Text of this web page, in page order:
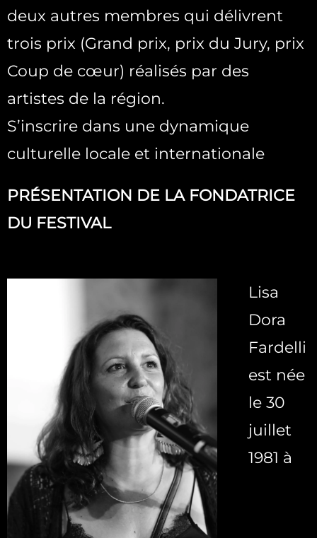
deux autres membres qui délivrent
trois prix (Grand prix, prix du Jury, prix
Coup de cœur) réalisés par des
artistes de la région.
S’inscrire dans une dynamique
culturelle locale et internationale
PRÉSENTATION DE LA FONDATRICE
DU FESTIVAL
Lisa
Dora
Fardelli
est née
le 30
juillet
1981 à